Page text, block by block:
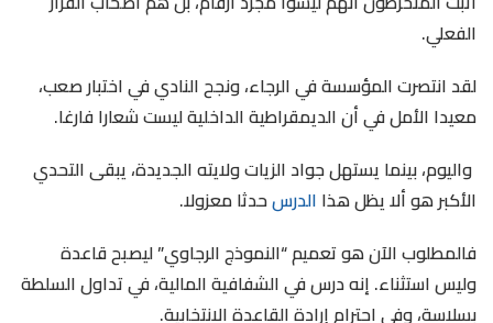
الفعلي.
لقد انتصرت المؤسسة في الرجاء، ونجح النادي في اختبار صعب،
معيدا الأمل في أن الديمقراطية الداخلية ليست شعارا فارغا.
واليوم، بينما يستهل جواد الزيات ولايته الجديدة، يبقى التحدي
الأكبر هو ألا يظل هذا الدرسحدثا معزولا.
فالمطلوب الآن هو تعميم “النموذج الرجاوي” ليصبح قاعدة
وليس استثناء. إنه درس في الشفافية المالية، في تداول السلطة
بسلاسة، وفي احترام إرادة القاعدة الانتخابية.